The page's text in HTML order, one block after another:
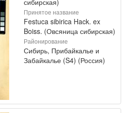
Принятое название
Festuca sibirica Hack. ex
Boiss. (Овсяница сибирская)
Районирование
Сибирь, Прибайкалье и
Забайкалье (S4) (Россия)